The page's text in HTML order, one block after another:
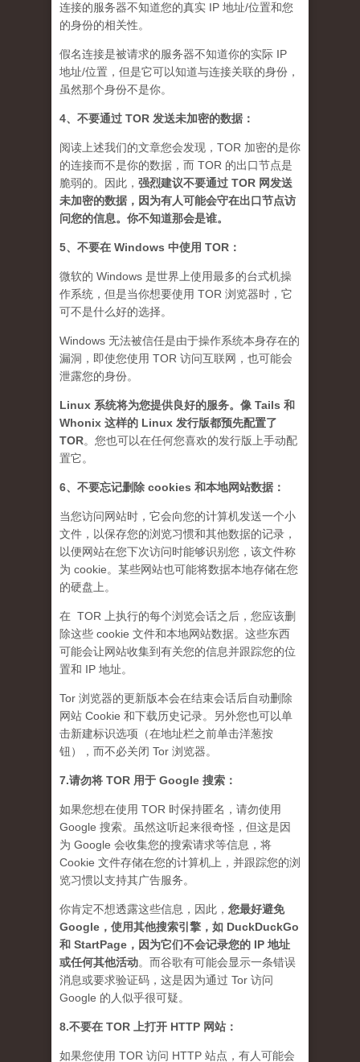
连接的服务器不知道您的真实 IP 地址/位置和您
的身份的相关性。
假名连接是被请求的服务器不知道你的实际 IP
地址/位置，但是它可以知道与连接关联的身份，
虽然那个身份不是你。
4、不要通过 TOR 发送未加密的数据：
阅读上述我们的文章您会发现，TOR 加密的是你
的连接而不是你的数据，而 TOR 的出口节点是
脆弱的。因此， 强烈建议不要通过 TOR 网发送
未加密的数据，因为有人可能会守在出口节点访
问您的信息。你不知道那会是谁。
5、不要在 Windows 中使用 TOR：
微软的 Windows 是世界上使用最多的台式机操
作系统，但是当你想要使用 TOR 浏览器时，它
可不是什么好的选择。
Windows 无法被信任是由于操作系统本身存在的
漏洞，即使您使用 TOR 访问互联网，也可能会
泄露您的身份。
Linux 系统将为您提供良好的服务。像 Tails 和
Whonix 这样的 Linux 发行版都预先配置了
TOR。您也可以在任何您喜欢的发行版上手动配
置它。
6、不要忘记删除 cookies 和本地网站数据：
当您访问网站时，它会向您的计算机发送一个小
文件，以保存您的浏览习惯和其他数据的记录，
以便网站在您下次访问时能够识别您，该文件称
为 cookie。某些网站也可能将数据本地存储在您
的硬盘上。
在 TOR 上执行的每个浏览会话之后，您应该删
除这些 cookie 文件和本地网站数据。这些东西
可能会让网站收集到有关您的信息并跟踪您的位
置和 IP 地址。
Tor 浏览器的更新版本会在结束会话后自动删除
网站 Cookie 和下载历史记录。另外您也可以单
击新建标识选项（在地址栏之前单击洋葱按
钮），而不必关闭 Tor 浏览器。
7.请勿将 TOR 用于 Google 搜索：
如果您想在使用 TOR 时保持匿名，请勿使用
Google 搜索。虽然这听起来很奇怪，但这是因
为 Google 会收集您的搜索请求等信息，将
Cookie 文件存储在您的计算机上，并跟踪您的浏
览习惯以支持其广告服务。
你肯定不想透露这些信息，因此， 您最好避免
Google，使用其他搜索引擎，如 DuckDuckGo
和 StartPage，因为它们不会记录您的 IP 地址
或任何其他活动。而谷歌有可能会显示一条错误
消息或要求验证码，这是因为通过 Tor 访问
Google 的人似乎很可疑。
8.不要在 TOR 上打开 HTTP 网站：
如果您使用 TOR 访问 HTTP 站点，有人可能会